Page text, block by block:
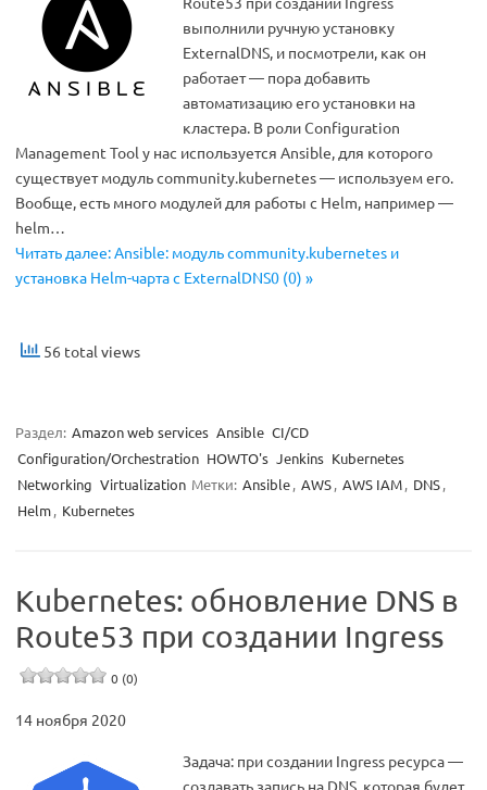
выполнили ручную установку
ExternalDNS, и посмотрели, как он
работает — пора добавить
автоматизацию его установки на
кластера. В роли Configuration
Management Tool у нас используется Ansible, для которого
существует модуль community.kubernetes — используем его.
Вообще, есть много модулей для работы с Helm, например —
helm…
Читать далее: Ansible: модуль community.kubernetes и
установка Helm-чарта с ExternalDNS0 (0) »
56 total views
Раздел: Amazon web services Ansible CI/CD
Configuration/Orchestration HOWTO's Jenkins Kubernetes
Networking Virtualization Метки: Ansible, AWS, AWS IAM, DNS,
Helm, Kubernetes
Kubernetes: обновление DNS в
Route53 при создании Ingress
0 (0)
14 ноября 2020
Задача: при создании Ingress ресурса —
создавать запись на DNS, которая будет